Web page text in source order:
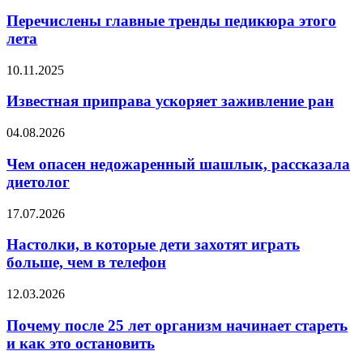
тренды
педикюра
этого
Перечислены главные тренды педикюра этого
лета
Известная
ускоряет
ран
10.11.2025
Известная приправа ускоряет заживление ран
Чем
недожаренный
шашлык,
рассказала
04.08.2026
Чем опасен недожаренный шашлык, рассказала
диетолог
Настолки,
которые
дети
захотят
больше,
в
телефон
17.07.2026
Настолки, в которые дети захотят играть
больше, чем в телефон
Почему
25
лет
12.03.2026
Почему после 25 лет организм начинает стареть
и как это остановить